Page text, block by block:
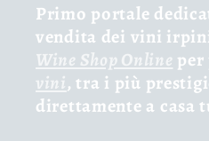
Primo portale
vendita dei vini
Wine Shop Online
vini, tra i più
direttamente a casa